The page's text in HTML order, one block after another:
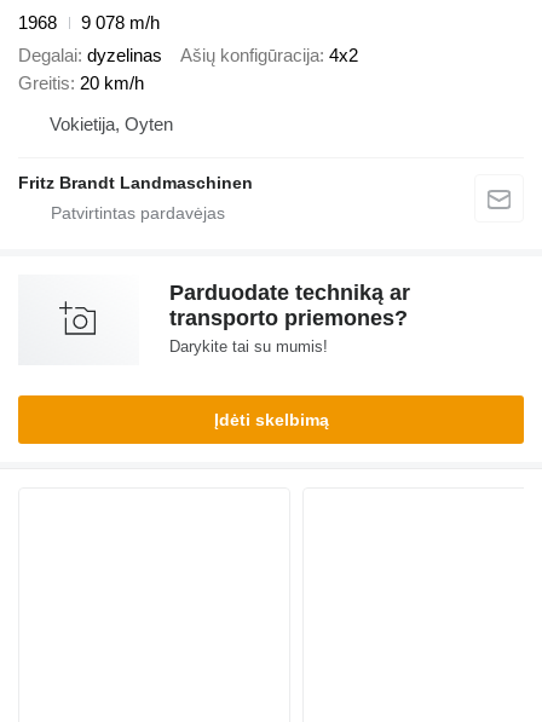
1968
9 078 m/h
Degalai dyzelinas Ašių konfigūracija 4x2
Greitis 20 km/h
Vokietija, Oyten
Fritz Brandt Landmaschinen
Parduodate techniką ar
transporto priemones?
Darykite tai su mumis!
Įdėti skelbimą